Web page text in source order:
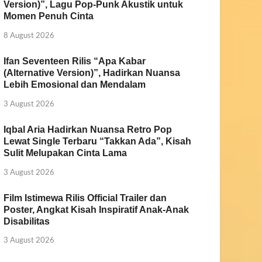
Version)”, Lagu Pop-Punk Akustik untuk
Momen Penuh Cinta
8 August 2026
Ifan Seventeen Rilis “Apa Kabar
(Alternative Version)”, Hadirkan Nuansa
Lebih Emosional dan Mendalam
3 August 2026
Iqbal Aria Hadirkan Nuansa Retro Pop
Lewat Single Terbaru “Takkan Ada”, Kisah
Sulit Melupakan Cinta Lama
3 August 2026
Film Istimewa Rilis Official Trailer dan
Poster, Angkat Kisah Inspiratif Anak-Anak
Disabilitas
3 August 2026